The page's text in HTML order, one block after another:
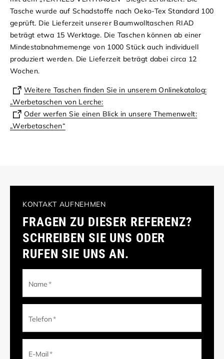
Tasche wurde auf Schadstoffe nach Oeko-Tex Standard 100
geprüft. Die Lieferzeit unserer Baumwolltaschen RIAD
beträgt etwa 15 Werktage. Die Taschen können ab einer
Mindestabnahmemenge von 1000 Stück auch individuell
produziert werden. Die Lieferzeit beträgt dabei circa 12
Wochen.
Weitere Taschen finden Sie in unserem Onlinekatalog:
„Werbetaschen von Lerche:
Oder werfen Sie einen Blick in unsere Themenwelt:
„Werbetaschen“
KONTAKT AUFNEHMEN
FRAGEN ZU DIESER REFERENZ?
SCHREIBEN SIE UNS ODER
RUFEN SIE UNS AN.
Name*
Telefon*
E-Mail*